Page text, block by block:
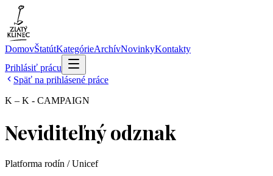
DomovŠtatútKategórieArchívNovinkyKontakty
Prihlásiť prácu
Späť na prihlásené práce
K – K - CAMPAIGN
Neviditeľný odznak
Platforma rodín / Unicef